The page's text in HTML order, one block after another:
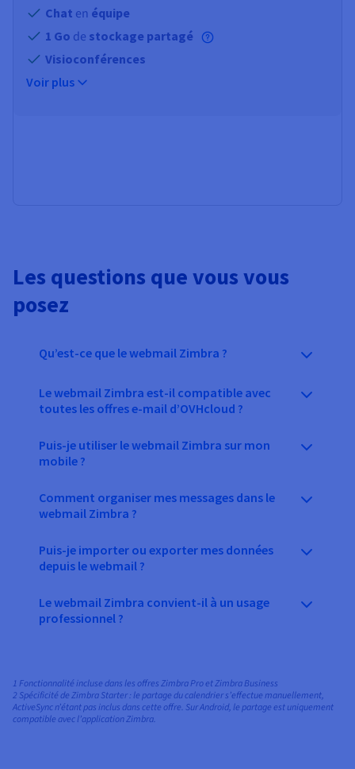
Chat en équipe
1 Go de stockage partagé
Visioconférences
Voir plus
Les questions que vous vous
posez
Qu’est-ce que le webmail Zimbra ?
Le webmail Zimbra est-il compatible avec
toutes les offres e-mail d’OVHcloud ?
Puis-je utiliser le webmail Zimbra sur mon
mobile ?
Comment organiser mes messages dans le
webmail Zimbra ?
Puis-je importer ou exporter mes données
depuis le webmail ?
Le webmail Zimbra convient-il à un usage
professionnel ?
1 Fonctionnalité incluse dans les offres Zimbra Pro et Zimbra Business
2 Spécificité de Zimbra Starter : le partage du calendrier s’effectue manuellement,
ActiveSync n’étant pas inclus dans cette offre. Sur Android, le partage est uniquement
compatible avec l’application Zimbra.